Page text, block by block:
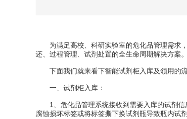
为满足高校、科研实验室的危化品管理需求，
还、过程管理、试剂处置的全生命周期解决方案。
下面我们就来看下智能试剂柜入库及领用的流
一、试剂柜入库：
1、危化品管理系统接收到需要入库的试剂信
腐蚀损坏标签或将标签撕下换试剂瓶导致瓶内试